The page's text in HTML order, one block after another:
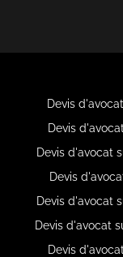
Devis
Devis
Devis d'avocat
Devis
Devis d'avocat
Devis d'avocat
Devis